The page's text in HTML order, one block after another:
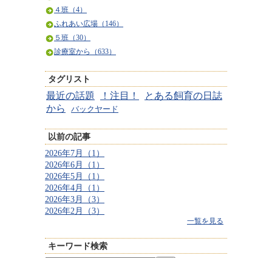
４班（4）
ふれあい広場（146）
５班（30）
診療室から（633）
タグリスト
最近の話題 ！注目！
とある飼育の日誌
から
バックヤード
以前の記事
2026年7月（1）
2026年6月（1）
2026年5月（1）
2026年4月（1）
2026年3月（3）
2026年2月（3）
一覧を見る
キーワード検索